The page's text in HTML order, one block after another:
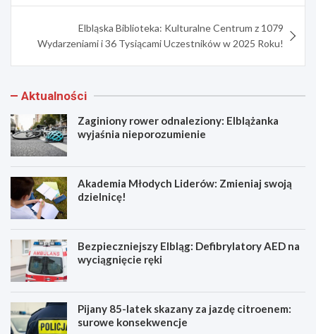
Elbląska Biblioteka: Kulturalne Centrum z 1079
Wydarzeniami i 36 Tysiącami Uczestników w 2025 Roku!
Aktualności
Zaginiony rower odnaleziony: Elblążanka
wyjaśnia nieporozumienie
Akademia Młodych Liderów: Zmieniaj swoją
dzielnicę!
Bezpieczniejszy Elbląg: Defibrylatory AED na
wyciągnięcie ręki
Pijany 85-latek skazany za jazdę citroenem:
surowe konsekwencje